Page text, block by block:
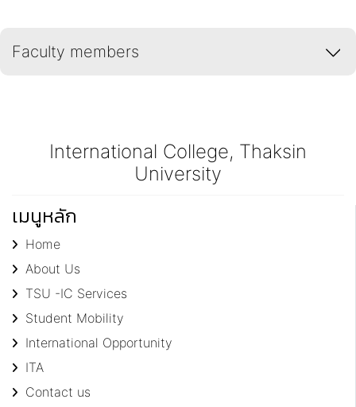
Faculty members
International College, Thaksin
University
เมนูหลัก
Home
About Us
TSU -IC Services
Student Mobility
International Opportunity
ITA
Contact us